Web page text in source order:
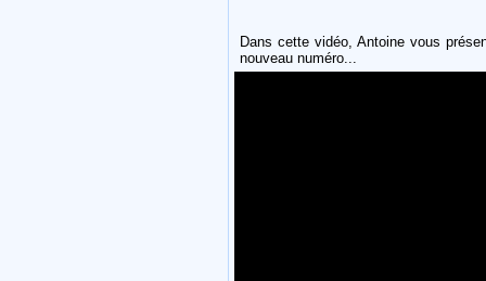
Dans cette vidéo, Antoine vous
nouveau numéro...